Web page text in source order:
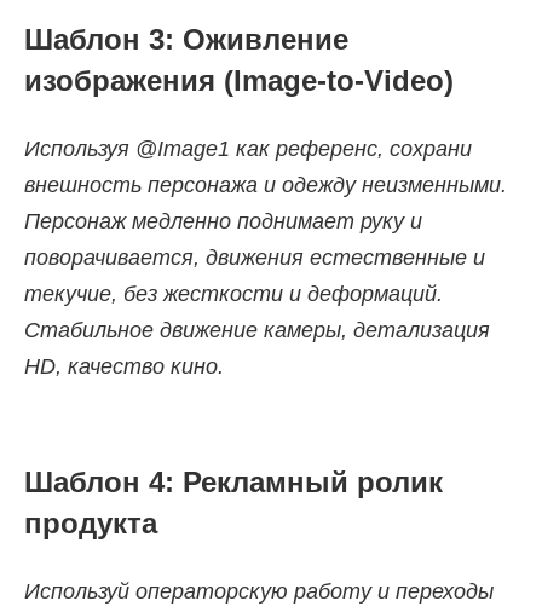
Шаблон 3: Оживление
изображения (Image-to-Video)
Используя @Image1 как референс, сохрани
внешность персонажа и одежду неизменными.
Персонаж медленно поднимает руку и
поворачивается, движения естественные и
текучие, без жесткости и деформаций.
Стабильное движение камеры, детализация
HD, качество кино.
Шаблон 4: Рекламный ролик
продукта
Используй операторскую работу и переходы